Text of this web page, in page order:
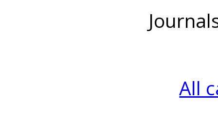
All